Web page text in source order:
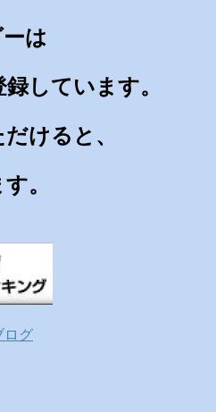
は
しています。
けると、
。